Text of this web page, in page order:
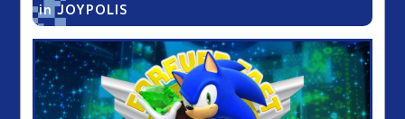
in JOYPOLIS